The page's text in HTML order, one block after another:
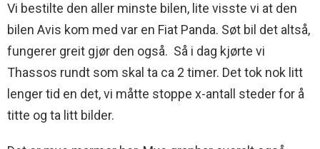
Vi bestilte den aller minste bilen, lite visste vi at den
bilen Avis kom med var en Fiat Panda. Søt bil det altså,
fungerer greit gjør den også. Så i dag kjørte vi
Thassos rundt som skal ta ca 2 timer. Det tok nok litt
lenger tid en det, vi måtte stoppe x-antall steder for å
titte og ta litt bilder.